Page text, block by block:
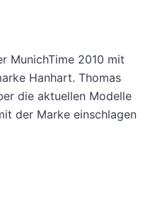
MunichTime 2010 mit
Hanhart. Thomas
die aktuellen Modelle
der Marke einschlagen